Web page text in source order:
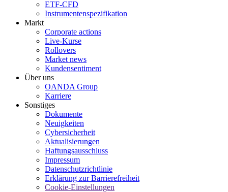
ETF-CFD
Instrumentenspezifikation
Markt
Corporate actions
Live-Kurse
Rollovers
Market news
Kundensentiment
Über uns
OANDA Group
Karriere
Sonstiges
Dokumente
Neuigkeiten
Cybersicherheit
Aktualisierungen
Haftungsausschluss
Impressum
Datenschutzrichtlinie
Erklärung zur Barrierefreiheit
Cookie-Einstellungen